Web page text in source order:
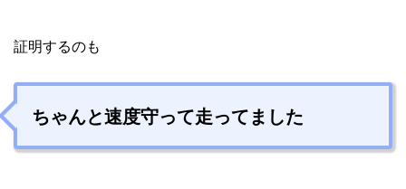
証明するのも
ちゃんと速度守って走ってました